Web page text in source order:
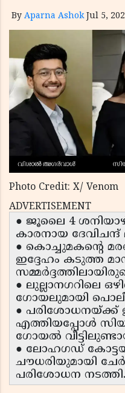
By Aparna Ashok Jul 5,
Photo Credit: X/ Venom
ADVERTISEMENT
● ജൂലൈ 4
കാരനായ ദേവിചന്ദ്
● കൊച്ചുമകന്റെ
ഇദ്ദേഹം കടുത്ത
● ലുല്ലാനഗറിലെ
ഗോയലുമായി
● പരിശോധനയ്ക്ക്
എത്തിയപ്പോൾ
ഗോയൽ
● ലോഹഗഡ്
ചൗധരിയുമായി
പരിശോധന നടത്തി.